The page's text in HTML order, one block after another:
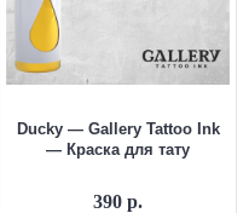
Ducky — Gallery Tattoo Ink
— Краска для тату
390 р.